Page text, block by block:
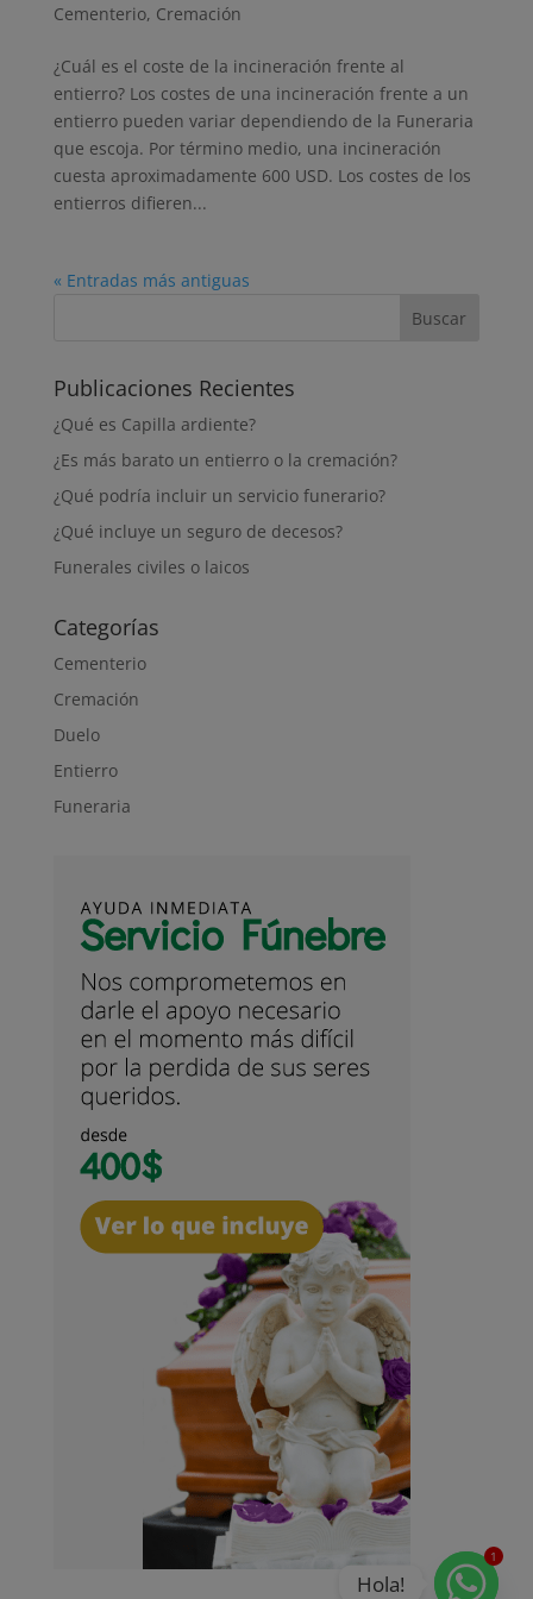
Cementerio, Cremación
¿Cuál es el coste de la incineración frente al
entierro? Los costes de una incineración frente a un
entierro pueden variar dependiendo de la Funeraria
que escoja. Por término medio, una incineración
cuesta aproximadamente 600 USD. Los costes de los
entierros difieren...
« Entradas más antiguas
Publicaciones Recientes
¿Qué es Capilla ardiente?
¿Es más barato un entierro o la cremación?
¿Qué podría incluir un servicio funerario?
¿Qué incluye un seguro de decesos?
Funerales civiles o laicos
Categorías
Cementerio
Cremación
Duelo
Entierro
Funeraria
Hola!